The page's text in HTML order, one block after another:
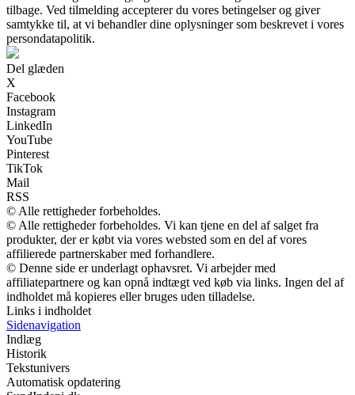
tilbage. Ved tilmelding accepterer du vores betingelser og giver
samtykke til, at vi behandler dine oplysninger som beskrevet i vores
persondatapolitik.
Del glæden
X
Facebook
Instagram
LinkedIn
YouTube
Pinterest
TikTok
Mail
RSS
© Alle rettigheder forbeholdes.
© Alle rettigheder forbeholdes. Vi kan tjene en del af salget fra
produkter, der er købt via vores websted som en del af vores
affilierede partnerskaber med forhandlere.
© Denne side er underlagt ophavsret. Vi arbejder med
affiliatepartnere og kan opnå indtægt ved køb via links. Ingen del af
indholdet må kopieres eller bruges uden tilladelse.
Links i indholdet
Sidenavigation
Indlæg
Historik
Tekstunivers
Automatisk opdatering